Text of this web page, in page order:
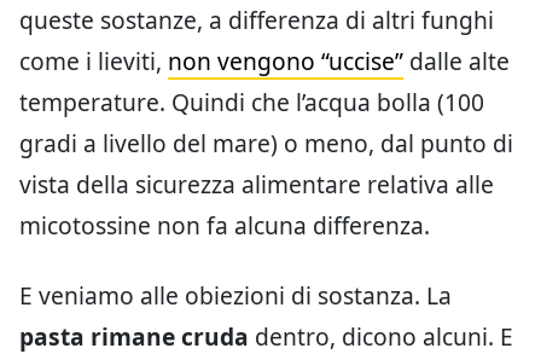
queste sostanze, a differenza di altri funghi
come i lieviti, non vengono “uccise” dalle alte
temperature. Quindi che l’acqua bolla (100
gradi a livello del mare) o meno, dal punto di
vista della sicurezza alimentare relativa alle
micotossine non fa alcuna differenza.
E veniamo alle obiezioni di sostanza. La
pasta rimane cruda dentro, dicono alcuni. E